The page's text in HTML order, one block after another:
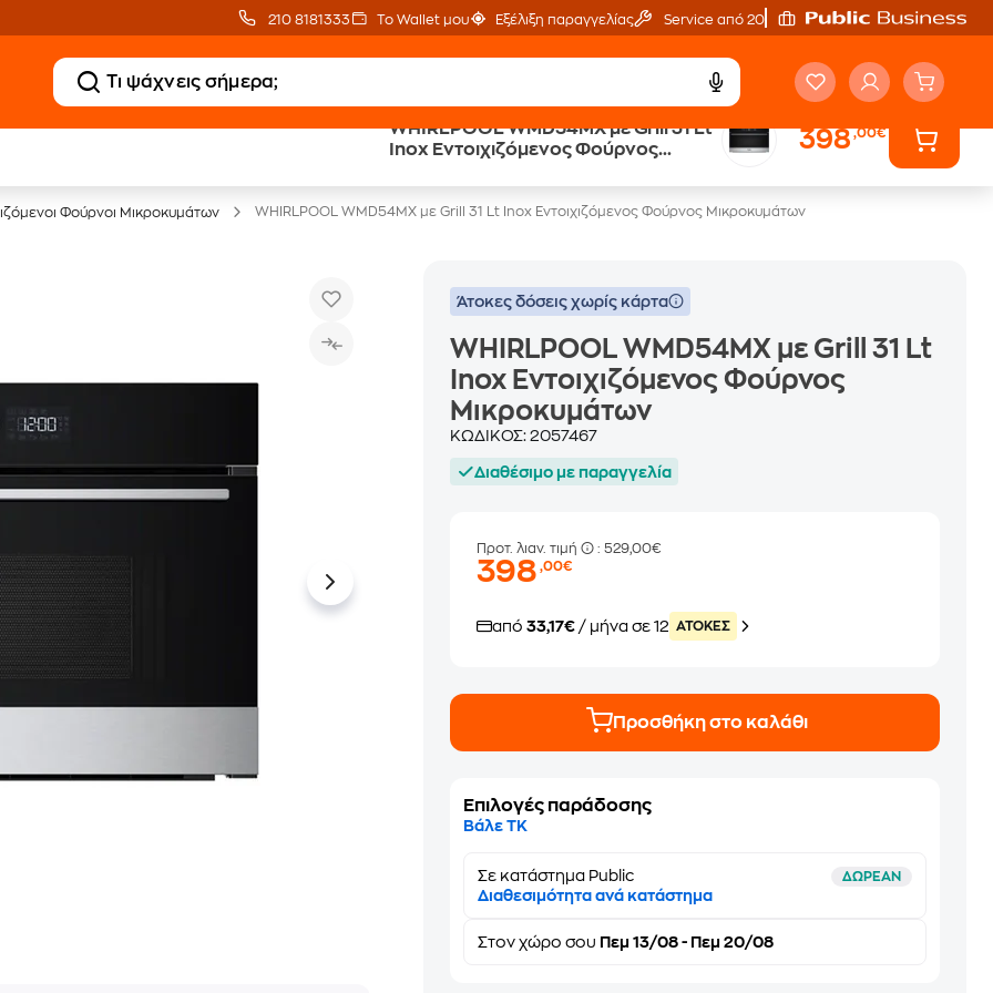
210 8181333 Το Wallet μου Εξέλιξη παραγγελίας Service από 20'
WHIRLPOOL WMD54MX με Grill 31 Lt
Inox Εντοιχιζόμενος Φούρνος
398,00€
Άτοκες Δόσεις Public επιστροφή €
Φούρνοι Μικροκυμάτων WHIRLPOOL WMD54MX με Grill 31 Lt Inox Εντοιχιζόμενος Φούρνος Μικροκυμάτων
Άτοκες δόσεις χωρίς κάρτα
WHIRLPOOL WMD54MX με Grill 31 Lt
Inox Εντοιχιζόμενος Φούρνος
Μικροκυμάτων
ΚΩΔΙΚΟΣ:2057467
Διαθέσιμο με παραγγελία
Προτ. λιαν. τιμή : 529,00€
398,00€
από33,17€ / μήνα σε 12 ATOKEΣ
Προσθήκη στο καλάθι
Επιλογές παράδοσης
Βάλε ΤΚ
Σε κατάστημα Public ΔΩΡΕΑΝ
Διαθεσιμότητα ανά κατάστημα
Στονχώρο σου Πεμ 13/08 - Πεμ 20/08